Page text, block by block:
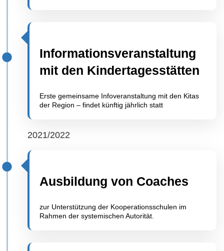
Informationsveranstaltung
mit den Kindertagesstätten
Erste gemeinsame Infoveranstaltung mit den Kitas
der Region – findet künftig jährlich statt
2021/2022
Ausbildung von Coaches
zur Unterstützung der Kooperationsschulen im
Rahmen der systemischen Autorität.